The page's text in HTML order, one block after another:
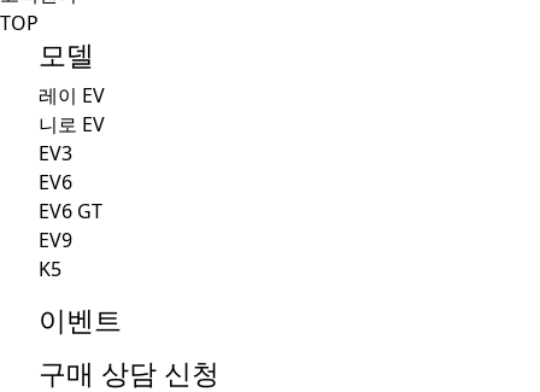
TOP
모델
레이 EV
니로 EV
EV3
EV6
EV6 GT
EV9
K5
이벤트
구매 상담 신청